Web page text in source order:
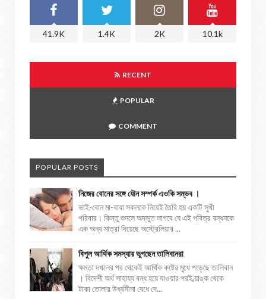
41.9K 1.4K 2K 10.1k
RECENT
POPULAR
COMMENT
POPULAR POSTS
নিজের বোনের সঙ্গে যৌন সম্পর্ক এওকি সম্ভব ।
ভাই-বোন মা-বাবা সকলকে নিয়েই তৈরি হয় একটি সুখী
পরিবার। কিন্তু শুনলে অদ্ভুত লাগবে যে এই পবিত্র বন্ধনকে
এক অন্য মাত্রা দিয়েছে অস্ট্রেলিয়ার ...
বিপুল আর্থিক সমস্যায় ভুগছেন তালিবানরা
ক্ষমতা দখলের পর থেকেই আর্থিক কষ্টের মুখে পড়েছে তালিবান
। বিদেশী অর্থ সাহায্য বন্ধ হয়ে যাওয়ার পরই ব্য়াঙ্ক থেকে
টাকা তোলার উর্ধ্বসীমা বেধে দে...